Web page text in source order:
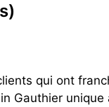
qui ont
Gauthier